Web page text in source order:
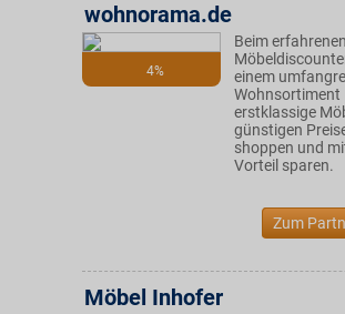
4%
wohnorama.de
Beim erfahrenen
einem
Wohnsortiment
erstklassige
günstigen
shoppen und
Vorteil sparen.
Zum
Möbel Inhofer